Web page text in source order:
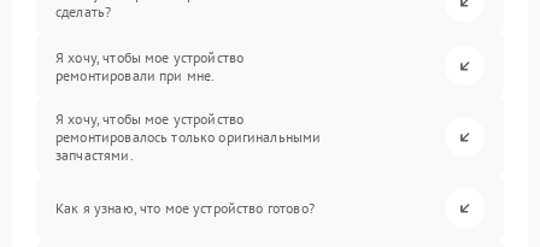
сделать?
Я хочу, чтобы мое устройство
ремонтировали при мне.
Я хочу, чтобы мое устройство
ремонтировалось только оригинальными
запчастями.
Как я узнаю, что мое устройство готово?